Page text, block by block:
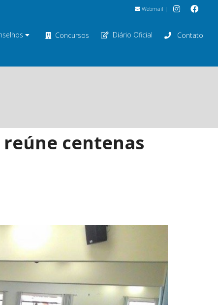
Webmail |
Concursos Diário Oficial Contato
centenas